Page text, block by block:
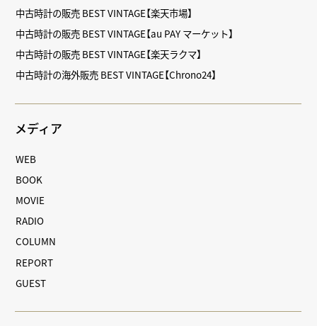
中古時計の販売 BEST VINTAGE【楽天市場】
中古時計の販売 BEST VINTAGE【au PAY マーケット】
中古時計の販売 BEST VINTAGE【楽天ラクマ】
中古時計の海外販売 BEST VINTAGE【Chrono24】
メディア
WEB
BOOK
MOVIE
RADIO
COLUMN
REPORT
GUEST